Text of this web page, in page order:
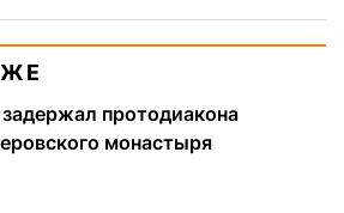
протодиакона
монастыря